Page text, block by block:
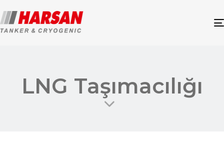
LNG Taşımacılığı